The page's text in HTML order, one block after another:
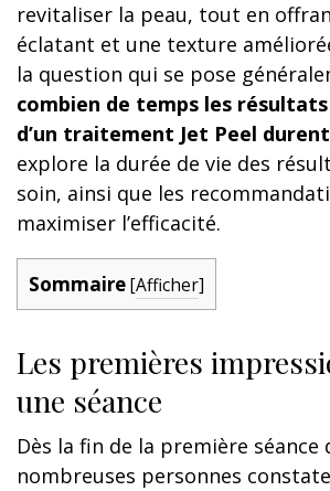
revitaliser la peau, tout en
éclatant et une texture
la question qui se pose
combien de temps les
d’un traitement Jet Peel
explore la durée de vie des
soin, ainsi que les
maximiser l’efficacité.
Sommaire[Afficher]
Les premières
une séance
Dès la fin de la première séance
nombreuses personnes